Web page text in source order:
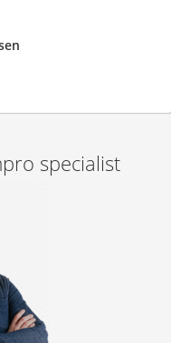
specialist